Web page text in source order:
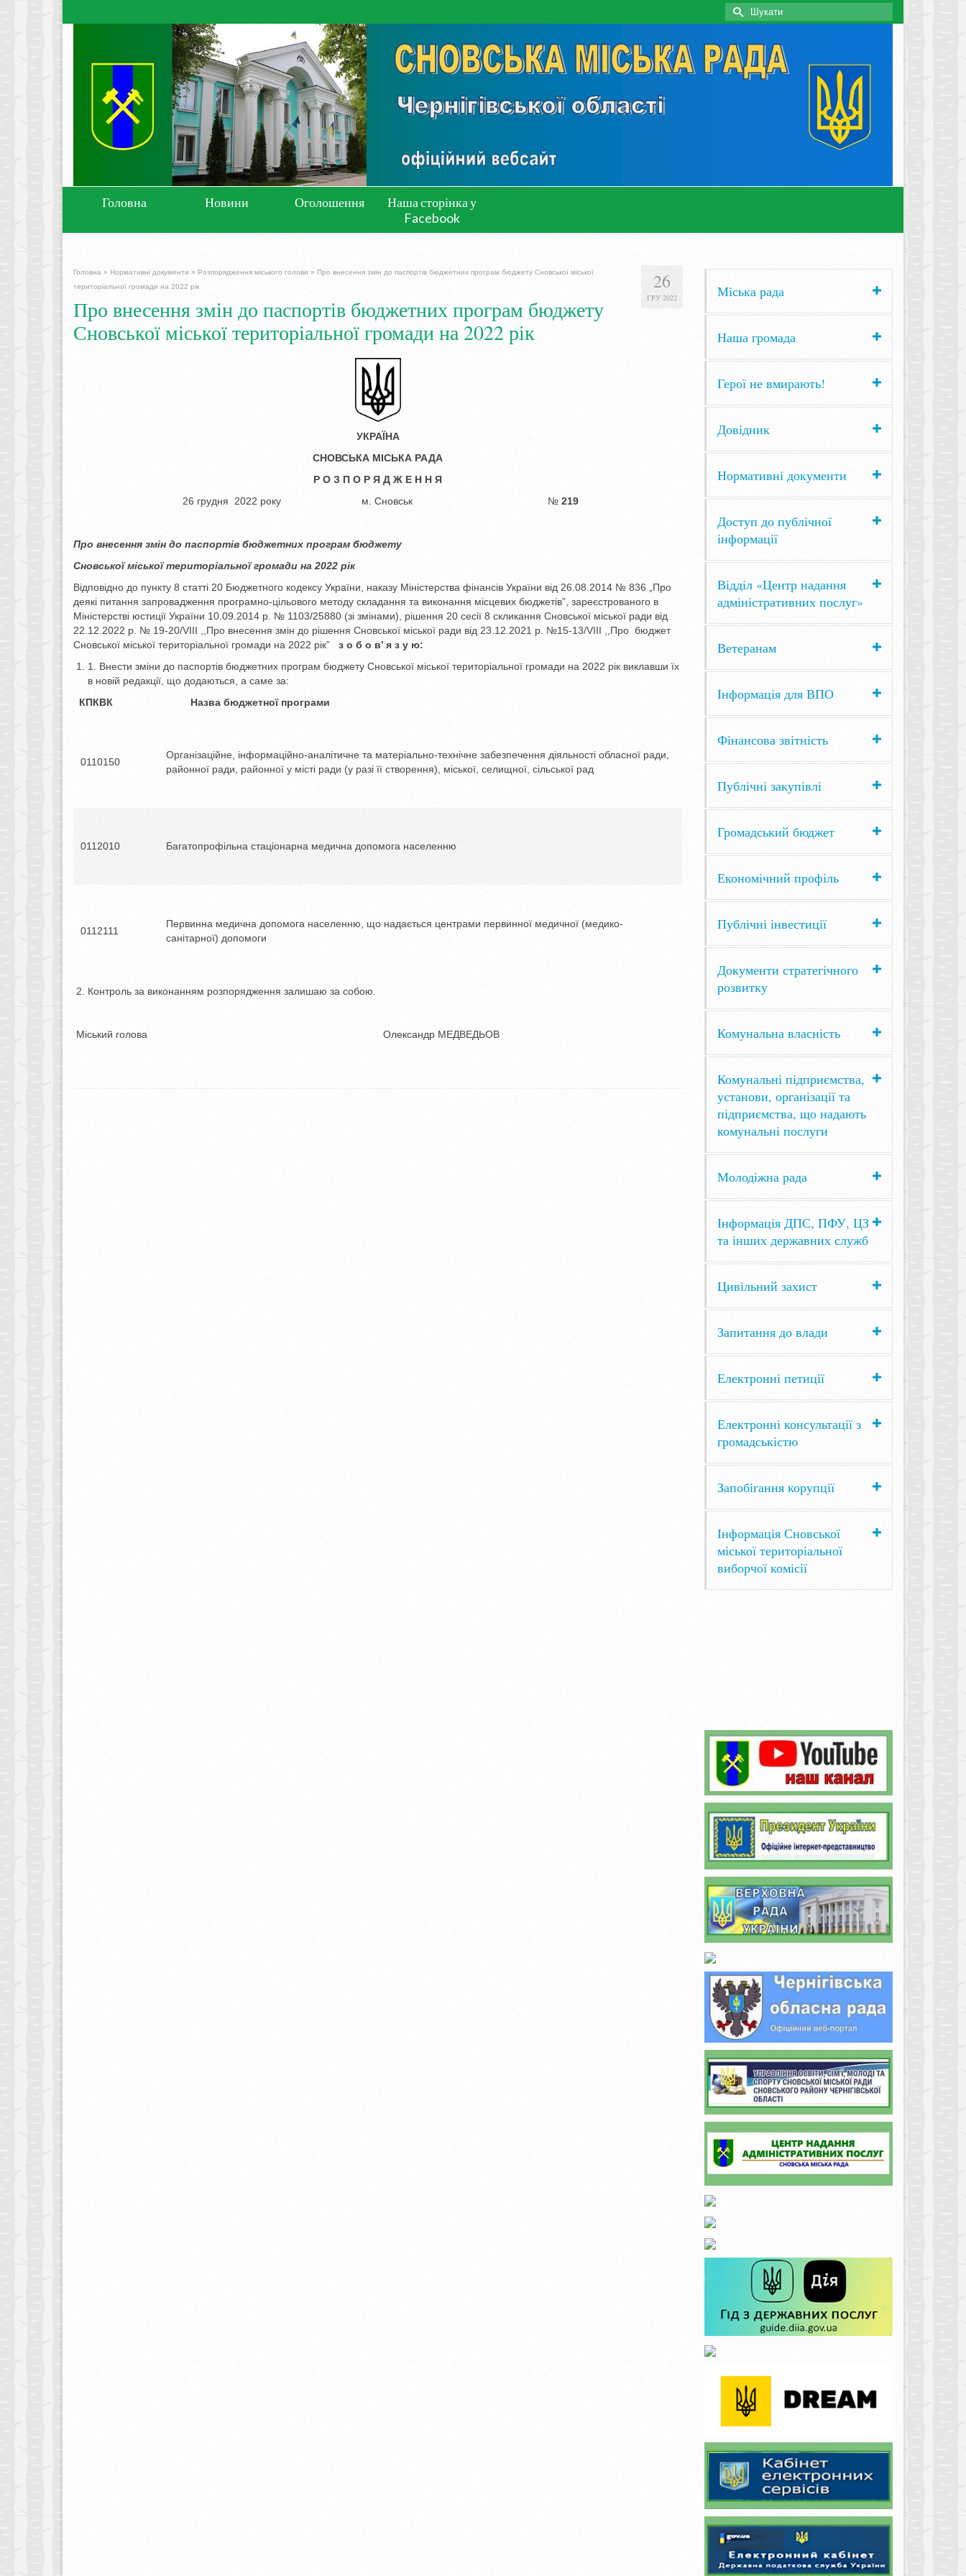
Search
for:
Головна Новини Оголошення
Наша сторінка у
Facebook
26
ГРУ 2022
Головна » Нормативні документи » Розпорядження міського голови » Про внесення змін до паспортів бюджетних програм бюджету Сновської міської
територіальної громади на 2022 рік
Про внесення змін до паспортів бюджетних програм бюджету
Сновської міської територіальної громади на 2022 рік
УКРАЇНА
СНОВСЬКА МІСЬКА РАДА
Р О З П О Р Я Д Ж Е Н Н Я
26 грудня 2022 року м. Сновськ №219
Про внесення змін до паспортів бюджетних програм бюджету
Сновської міської територіальноїгромади на 2022 рік
Відповідно до пункту 8 статті 20 Бюджетного кодексу України, наказу Міністерства фінансів України від 26.08.2014 № 836 „Про
деякі питання запровадження програмно-цільового методу складання та виконання місцевих бюджетів”, зареєстрованого в
Міністерстві юстиції України 10.09.2014 р. № 1103/25880 (зі змінами), рішення 20 сесії 8 скликання Сновської міської ради від
22.12.2022 р. № 19-20/VIIІ ,,Про внесення змін до рішення Сновської міської ради від 23.12.2021 р. №15-13/VIIІ ,,Про бюджет
Сновської міської територіальної громади на 2022 рік” з о б о в’ я з у ю:
1. Внести зміни до паспортів бюджетних програм бюджету Сновської міської територіальної громади на 2022 рік виклавши їх
в новій редакції, що додаються, а саме за:
КПКВК Назва бюджетної програми
0110150
Організаційне, інформаційно-аналітичне та матеріально-технічне забезпечення діяльності обласної ради,
районної ради, районної у місті ради (у разі її створення), міської, селищної, сільської рад
0112010 Багатопрофільна стаціонарна медична допомога населенню
0112111
Первинна медична допомога населенню, що надається центрами первинної медичної (медико-
санітарної) допомоги
Контроль за виконанням розпорядження залишаю за собою.
Міський голова Олександр МЕДВЕДЬОВ
Міська рада
Наша громада
Герої не вмирають!
Довідник
Нормативні документи
Доступ до публічної
інформації
Відділ «Центр надання
адміністративних послуг»
Ветеранам
Інформація для ВПО
Фінансова звітність
Публічні закупівлі
Громадський бюджет
Економічний профіль
Публічні інвестиції
Документи стратегічного
розвитку
Комунальна власність
Комунальні підприємства,
установи, організації та
підприємства, що надають
комунальні послуги
Молодіжна рада
Інформація ДПС, ПФУ, ЦЗ
та інших державних служб
Цивільний захист
Запитання до влади
Електронні петиції
Електронні консультації з
громадськістю
Запобігання корупції
Інформація Сновської
міської територіальної
виборчої комісії